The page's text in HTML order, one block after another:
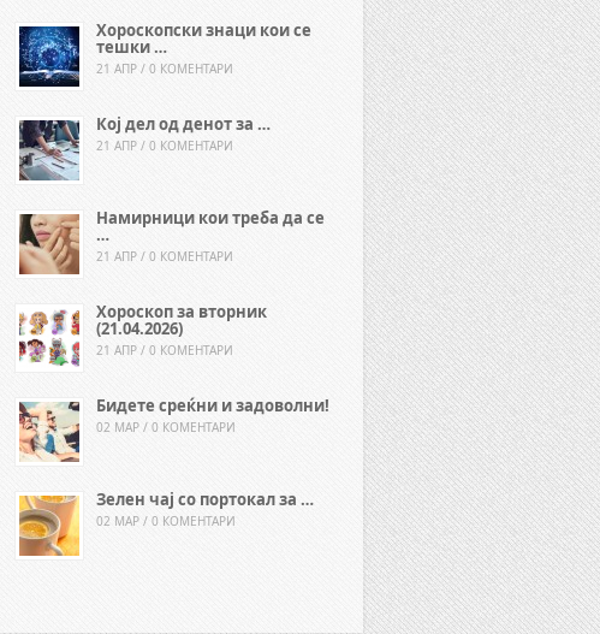
Хороскопски знаци кои се
тешки …
21 АПР / 0 КОМЕНТАРИ
Кој дел од денот за …
21 АПР / 0 КОМЕНТАРИ
Намирници кои треба да се
…
21 АПР / 0 КОМЕНТАРИ
Хороскоп за вторник
(21.04.2026)
21 АПР / 0 КОМЕНТАРИ
Бидете среќни и задоволни!
02 МАР / 0 КОМЕНТАРИ
Зелен чај со портокал за …
02 МАР / 0 КОМЕНТАРИ